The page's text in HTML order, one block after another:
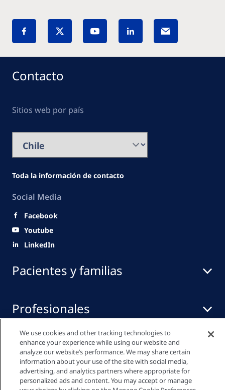
Pacientes y familias
Profesionales
Centro de medios
Contacto
Sitios web por país
Toda la información de contacto
Social Media
Facebook
Youtube
LinkedIn
Política de Privacidad
We use cookies and other tracking technologies to
enhance your experience while using our website and
analyze our website’s performance. We may share certain
information about your use of the site with social media,
advertising, and analytics partners where appropriate for
personalized ads and content. You may accept or manage